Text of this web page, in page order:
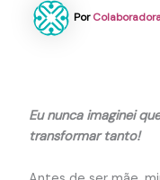
Por
Eu nunca imaginei
transformar tanto!